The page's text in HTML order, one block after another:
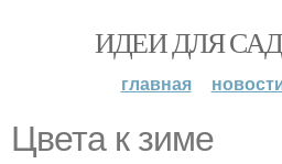
ИДЕИ ДЛЯ
главная
Цвета к зиме